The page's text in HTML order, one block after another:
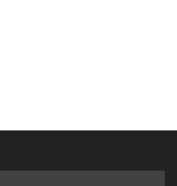
Géorisques :